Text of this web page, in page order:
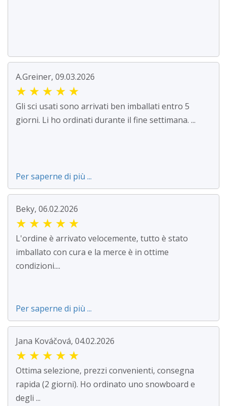
A.Greiner, 09.03.2026
★ ★ ★ ★ ★
Gli sci usati sono arrivati ben imballati entro 5
giorni. Li ho ordinati durante il fine settimana. ...
Per saperne di più ...
Beky, 06.02.2026
★ ★ ★ ★ ★
L'ordine è arrivato velocemente, tutto è stato
imballato con cura e la merce è in ottime
condizioni....
Per saperne di più ...
Jana Kováčová, 04.02.2026
★ ★ ★ ★ ★
Ottima selezione, prezzi convenienti, consegna
rapida (2 giorni). Ho ordinato uno snowboard e
degli ...